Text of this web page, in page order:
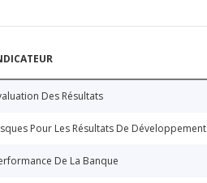
Des Résultats
Pour Les Résultats De Développement
De La Banque